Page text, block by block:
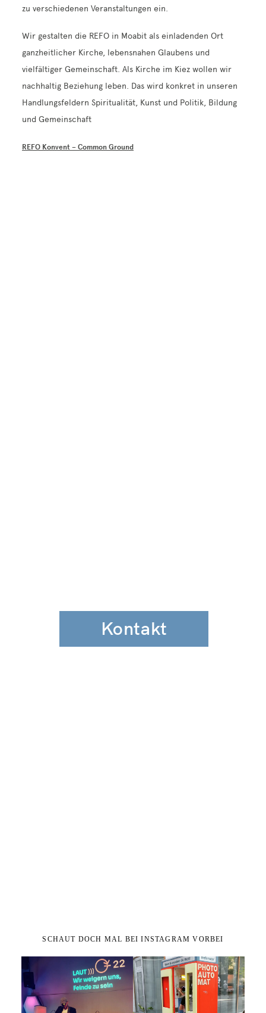
zu verschiedenen Veranstaltungen ein.
Wir gestalten die REFO in Moabit als einladenden Ort
ganzheitlicher Kirche, lebensnahen Glaubens und
vielfältiger Gemeinschaft. Als Kirche im Kiez wollen wir
nachhaltig Beziehung leben. Das wird konkret in unseren
Handlungsfeldern Spiritualität, Kunst und Politik, Bildung
und Gemeinschaft
REFO Konvent – Common Ground
Kontakt
SCHAUT DOCH MAL BEI INSTAGRAM VORBEI